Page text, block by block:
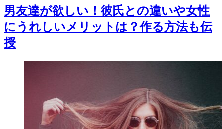
男友達が欲しい！彼氏との違いや女性
にうれしいメリットは？作る方法も伝
授